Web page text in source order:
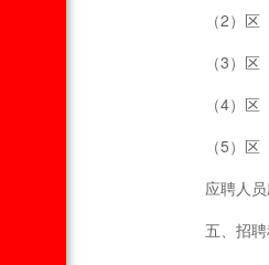
（2）
（3）
（4）
（5）
应聘人
五、招